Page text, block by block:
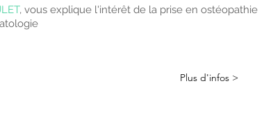
, vous explique l'intérêt de la prise en ostéopathie
Plus d'infos >